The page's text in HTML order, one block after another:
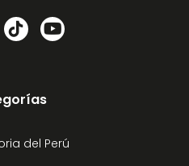
del Perú